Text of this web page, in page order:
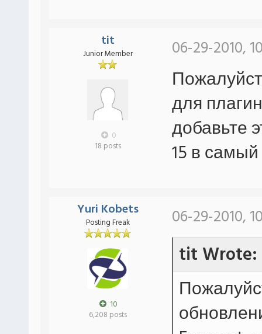
tit
Junior Member
0
18 posts
06-29-2010,
для
добавьте
15 в
Yuri Kobets
Posting Freak
10
6,208 posts
06-29-2010,
tit Wrote: